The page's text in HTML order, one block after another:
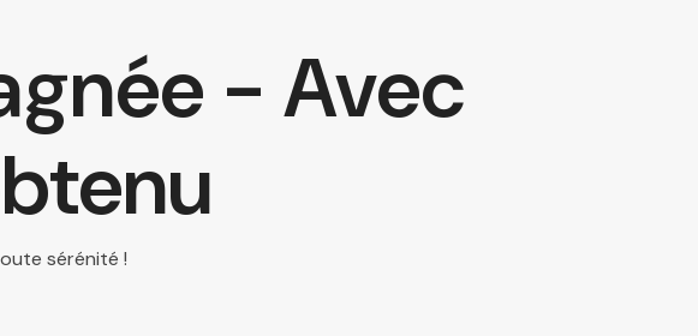
- Avec
sérénité !